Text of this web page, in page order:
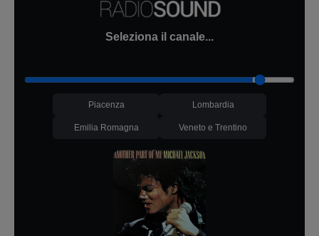
Seleziona il canale...
Piacenza Lombardia
Emilia Romagna Veneto e Trentino